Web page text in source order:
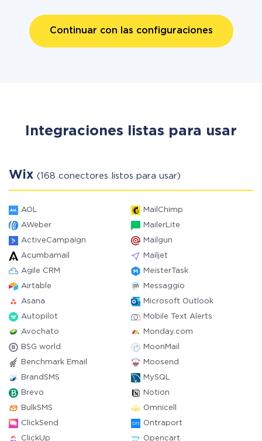
Continuar con las configuraciones
Integraciones listas para usar
Wix (168 conectores listos para usar)
AOL MailChimp
AWeber MailerLite
ActiveCampaign Mailgun
Acumbamail Mailjet
Agile CRM MeisterTask
Airtable Messaggio
Asana Microsoft Outlook
Autopilot Mobile Text Alerts
Avochato Monday.com
BSG world MoonMail
Benchmark Email Moosend
BrandSMS MySQL
Brevo Notion
BulkSMS Omnicell
ClickSend Ontraport
ClickUp Opencart